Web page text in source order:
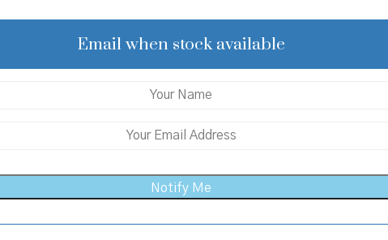
is:
₹380.00.
Email when stock available